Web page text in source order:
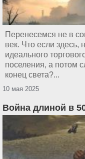
Перенесемся не в
век. Что если здесь,
идеального
поселения, а потом
конец света?...
10 мая 2025
Война длиной в